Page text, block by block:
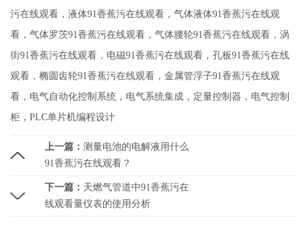
污在线观看，液体91香蕉污在线观看，气体液体91香蕉污在线观
看，气体罗茨91香蕉污在线观看，气体腰轮91香蕉污在线观看，涡
街91香蕉污在线观看，电磁91香蕉污在线观看，孔板91香蕉污在线
观看，椭圆齿轮91香蕉污在线观看，金属管浮子91香蕉污在线观
看，电气自动化控制系统，电气系统集成，定量控制器，电气控制
柜，PLC单片机编程设计
上一篇： 测量电池的电解液用什么
91香蕉污在线观看？
下一篇： 天燃气管道中91香蕉污在
线观看量仪表的使用分析